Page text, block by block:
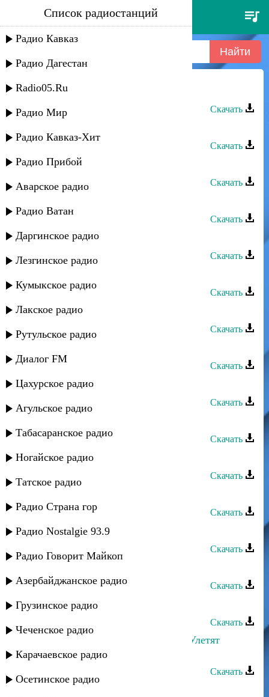
лаура алиева - мама
Список радиостанций
Радио Кавказ
Радио Дагестан
Radio05.Ru
Радио Мир
Радио Кавказ-Хит
Радио Прибой
Аварское радио
Радио Ватан
Даргинское радио
Лезгинское радио
Кумыкское радио
Лакское радио
Рутульское радио
Диалог FM
Цахурское радио
Агульское радио
Табасаранское радио
Ногайское радио
Татское радио
Радио Страна гор
Радио Nostalgie 93.9
Радио Говорит Майкоп
Азербайджанское радио
Грузинское радио
Чеченское радио
Карачаевское радио
Осетинское радио
Лаура Алиева - Мама
Скачать
Скачать
Лаура Алиева - Асхаб
Скачать
Скачать
Лаура Алиева - Не обижай меня
Скачать
Скачать
Лаура Алиева - Судьба
Скачать
Скачать
Лаура Алиева - Живу для тебя
Скачать
Скачать
Лаура Алиева - Избраный
Скачать
Скачать
Лаура Алиева - Министр
Скачать
Скачать
Лаура Алиева - Мир
Скачать
Руслан Гасанов и Лаура Алиева - Улетят
мысли
Скачать